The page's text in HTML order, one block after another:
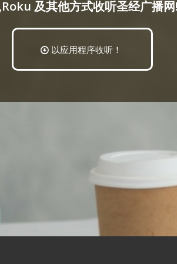
及其他方式收听圣经广播
以应用程序收听！